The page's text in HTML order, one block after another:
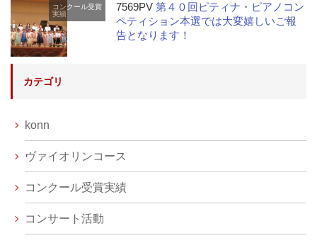
コンクール受賞
実績
7569PV第４０回ピティナ・ピアノコン
ペティション本選では大変嬉しいご報
告となります！
カテゴリ
konn
ヴァイオリンコース
コンクール受賞実績
コンサート活動